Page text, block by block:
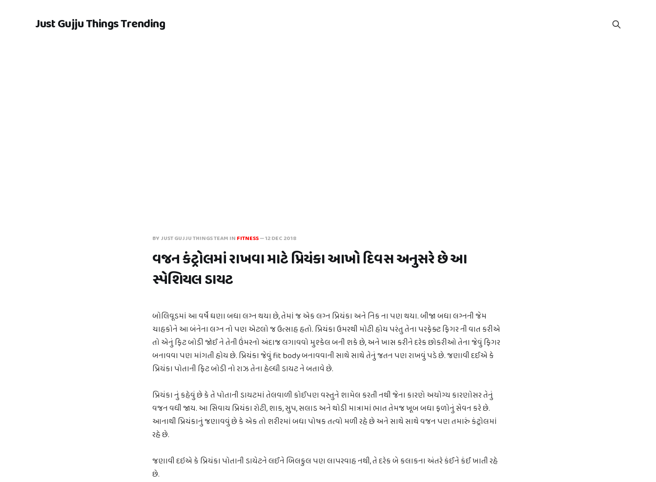
Just Gujju Things Trending
BY JUST GUJJU THINGS TEAM IN FITNESS—12 DEC 2018
વજન કંટ્રોલમાં રાખવા માટે પ્રિયંકા આખો દિવસ અનુસરે છે આ
સ્પેશિયલ ડાયટ
બોલિવૂડમાં આ વર્ષે ઘણા બધા લગ્ન થયા છે, તેમાં જ એક લગ્ન પ્રિયંકા અને નિક ના પણ થયા. બીજા બધા લગ્નની જેમ
ચાહકોને આ બંનેના લગ્ન નો પણ એટલો જ ઉત્સાહ હતો. પ્રિયંકા ઉમરથી મોટી હોય પરંતુ તેના પરફેક્ટ ફિગર ની વાત કરીએ
તો એનું ફિટ બોડી જોઈ ને તેની ઉંમરનો અંદાજ લગાવવો મુશ્કેલ બની શકે છે, અને ખાસ કરીને દરેક છોકરીઓ તેના જેવું ફિગર
બનાવવા પણ માંગતી હોય છે. પ્રિયંકા જેવું fit body બનાવવાની સાથે સાથે તેનું જતન પણ રાખવું પડે છે. જણાવી દઈએ કે
પ્રિયંકા પોતાની ફિટ બોડી નો રાઝ તેના હેલ્ધી ડાયટ ને બતાવે છે.
પ્રિયંકા નું કહેવું છે કે તે પોતાની ડાયટમાં તેલવાળી કોઈપણ વસ્તુને શામેલ કરતી નથી જેના કારણે અયોગ્ય કારણોસર તેનું
વજન વધી જાય. આ સિવાય પ્રિયંકા રોટી, શાક, સુપ, સલાડ અને થોડી માત્રામાં ભાત તેમજ ખૂબ બધા ફળોનું સેવન કરે છે.
આનાથી પ્રિયંકાનું જણાવવું છે કે એક તો શરીરમાં બધા પોષક તત્વો મળી રહે છે અને સાથે સાથે વજન પણ તમારું કંટ્રોલમાં
રહે છે.
જણાવી દઇએ કે પ્રિયંકા પોતાની ડાયેટને લઈને બિલકુલ પણ લાપરવાહ નથી, તે દરેક બે કલાકના અંતરે કંઈને કંઈ ખાતી રહે
છે.